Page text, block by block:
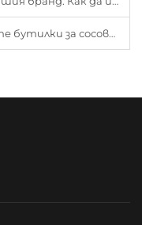
за търговци и дистрибутори